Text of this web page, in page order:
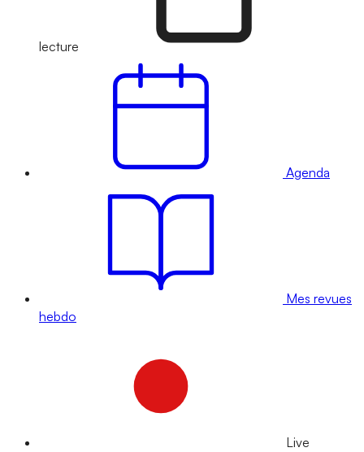
lecture
Agenda
Mes revues
hebdo
Live